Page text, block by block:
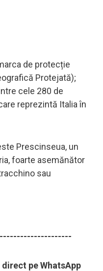
de protecție
Protejată);
cele 280 de
reprezintă Italia în
Prescinseua, un
foarte asemănător
sau
pe WhatsApp